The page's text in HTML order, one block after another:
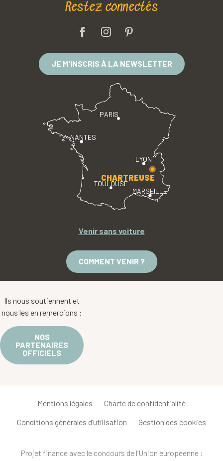
Restez connectés
JE M'INSCRIS À LA NEWSLETTER
PARIS
LYON
TOULOUSE
MARSEILLE
NANTES
CHARTREUSE
Venir sans voiture
COMMENT VENIR ?
Ils nous soutiennent et
nous les en remercions :
NOS
PARTENAIRES
OFFICIELS
Mentions légales Charte de confidentialité
Conditions générales d’utilisation Gestion des cookies
Projet financé avec le concours de l’Union européenne :